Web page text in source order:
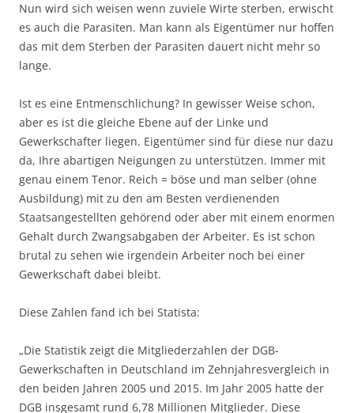
Nun wird sich weisen wenn zuviele Wirte sterben, erwischt
es auch die Parasiten. Man kann als Eigentümer nur hoffen
das mit dem Sterben der Parasiten dauert nicht mehr so
lange.
Ist es eine Entmenschlichung? In gewisser Weise schon,
aber es ist die gleiche Ebene auf der Linke und
Gewerkschafter liegen. Eigentümer sind für diese nur dazu
da, Ihre abartigen Neigungen zu unterstützen. Immer mit
genau einem Tenor. Reich = böse und man selber (ohne
Ausbildung) mit zu den am Besten verdienenden
Staatsangestellten gehörend oder aber mit einem enormen
Gehalt durch Zwangsabgaben der Arbeiter. Es ist schon
brutal zu sehen wie irgendein Arbeiter noch bei einer
Gewerkschaft dabei bleibt.
Diese Zahlen fand ich bei Statista:
„Die Statistik zeigt die Mitgliederzahlen der DGB-
Gewerkschaften in Deutschland im Zehnjahresvergleich in
den beiden Jahren 2005 und 2015. Im Jahr 2005 hatte der
DGB insgesamt rund 6,78 Millionen Mitglieder. Diese